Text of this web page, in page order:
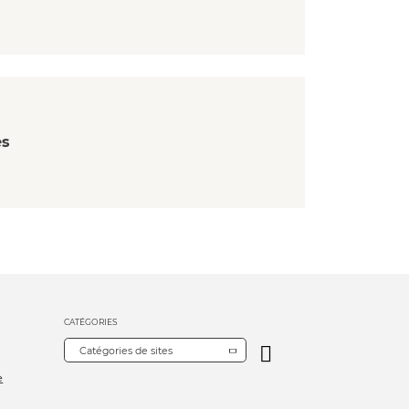
CATÉGORIES
Catégories de sites